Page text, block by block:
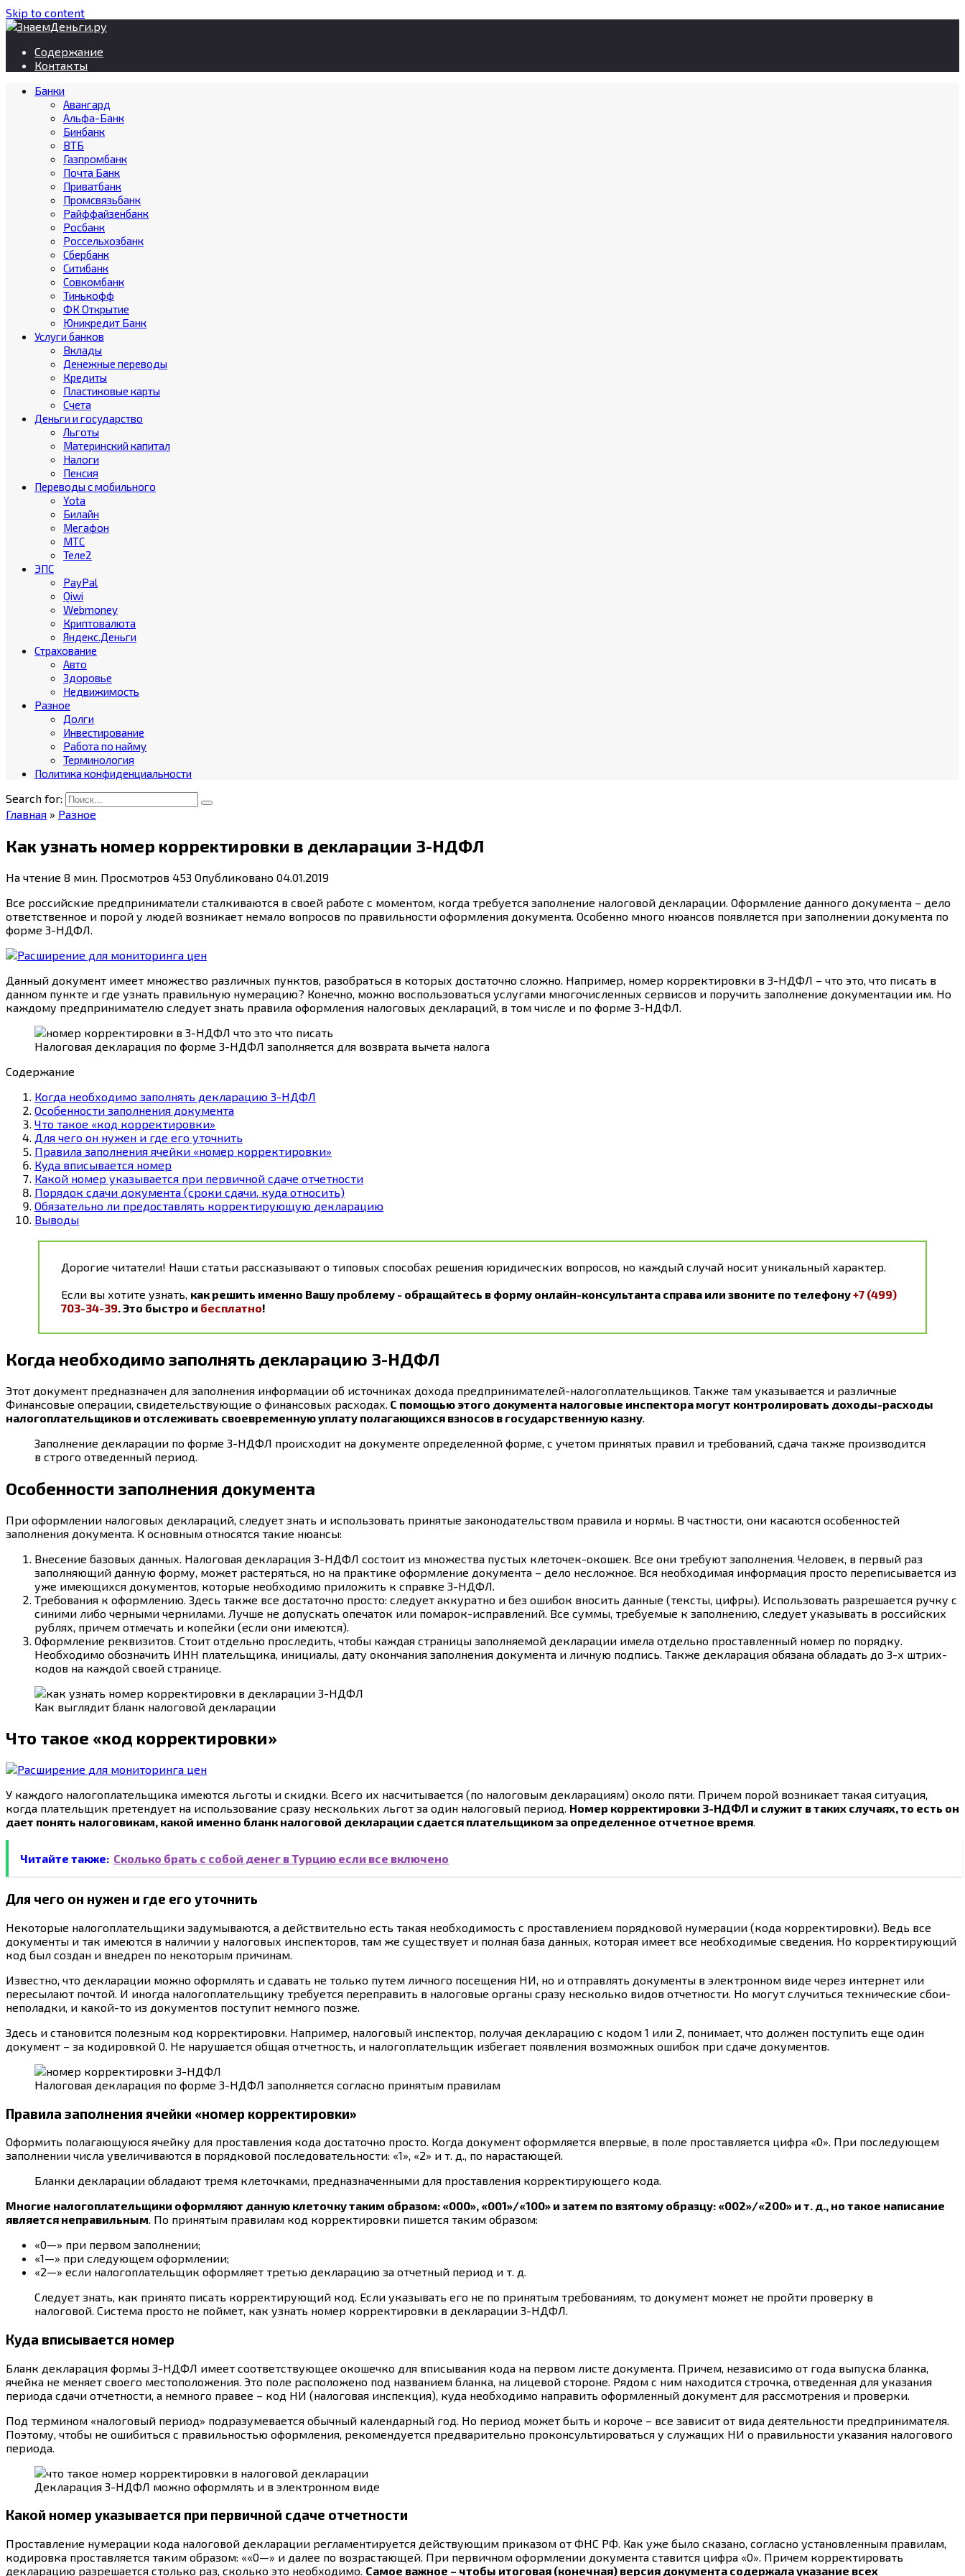
Skip to content
Содержание
Контакты
Банки
Авангард
Альфа-Банк
Бинбанк
ВТБ
Газпромбанк
Почта Банк
Приватбанк
Промсвязьбанк
Райффайзенбанк
Росбанк
Россельхозбанк
Сбербанк
Ситибанк
Совкомбанк
Тинькофф
ФК Открытие
Юникредит Банк
Услуги банков
Вклады
Денежные переводы
Кредиты
Пластиковые карты
Счета
Деньги и государство
Льготы
Материнский капитал
Налоги
Пенсия
Переводы с мобильного
Yota
Билайн
Мегафон
МТС
Теле2
ЭПС
PayPal
Qiwi
Webmoney
Криптовалюта
Яндекс.Деньги
Страхование
Авто
Здоровье
Недвижимость
Разное
Долги
Инвестирование
Работа по найму
Терминология
Политика конфиденциальности
Search for:
Главная » Разное
Как узнать номер корректировки в декларации 3-НДФЛ
На чтение 8 мин. Просмотров 453 Опубликовано 04.01.2019
Все российские предприниматели сталкиваются в своей работе с моментом, когда требуется заполнение налоговой декларации. Оформление данного документа – дело
ответственное и порой у людей возникает немало вопросов по правильности оформления документа. Особенно много нюансов появляется при заполнении документа по
форме 3-НДФЛ.
Данный документ имеет множество различных пунктов, разобраться в которых достаточно сложно. Например, номер корректировки в 3-НДФЛ – что это, что писать в
данном пункте и где узнать правильную нумерацию? Конечно, можно воспользоваться услугами многочисленных сервисов и поручить заполнение документации им. Но
каждому предпринимателю следует знать правила оформления налоговых деклараций, в том числе и по форме 3-НДФЛ.
Налоговая декларация по форме 3-НДФЛ заполняется для возврата вычета налога
Содержание
Когда необходимо заполнять декларацию 3-НДФЛ
Особенности заполнения документа
Что такое «код корректировки»
Для чего он нужен и где его уточнить
Правила заполнения ячейки «номер корректировки»
Куда вписывается номер
Какой номер указывается при первичной сдаче отчетности
Порядок сдачи документа (сроки сдачи, куда относить)
Обязательно ли предоставлять корректирующую декларацию
Выводы
Дорогие читатели! Наши статьи рассказывают о типовых способах решения юридических вопросов, но каждый случай носит уникальный характер.
Если вы хотите узнать, как решить именно Вашу проблему - обращайтесь в форму онлайн-консультанта справа или звоните по телефону+7 (499)
703-34-39. Это быстро и бесплатно!
Когда необходимо заполнять декларацию 3-НДФЛ
Этот документ предназначен для заполнения информации об источниках дохода предпринимателей-налогоплательщиков. Также там указывается и различные
Финансовые операции, свидетельствующие о финансовых расходах. С помощью этого документа налоговые инспектора могут контролировать доходы-расходы
налогоплательщиков и отслеживать своевременную уплату полагающихся взносов в государственную казну
Заполнение декларации по форме 3-НДФЛ происходит на документе определенной форме, с учетом принятых правил и требований, сдача также производится
в строго отведенный период.
Особенности заполнения документа
При оформлении налоговых деклараций, следует знать и использовать принятые законодательством правила и нормы. В частности, они касаются особенностей
заполнения документа. К основным относятся такие нюансы:
Внесение базовых данных. Налоговая декларация 3-НДФЛ состоит из множества пустых клеточек-окошек. Все они требуют заполнения. Человек, в первый раз
заполняющий данную форму, может растеряться, но на практике оформление документа – дело несложное. Вся необходимая информация просто переписывается из
уже имеющихся документов, которые необходимо приложить к справке 3-НДФЛ.
Требования к оформлению. Здесь также все достаточно просто: следует аккуратно и без ошибок вносить данные (тексты, цифры). Использовать разрешается ручку с
синими либо черными чернилами. Лучше не допускать опечаток или помарок-исправлений. Все суммы, требуемые к заполнению, следует указывать в российских
рублях, причем отмечать и копейки (если они имеются).
Оформление реквизитов. Стоит отдельно проследить, чтобы каждая страницы заполняемой декларации имела отдельно проставленный номер по порядку.
Необходимо обозначить ИНН плательщика, инициалы, дату окончания заполнения документа и личную подпись. Также декларация обязана обладать до 3-х штрих-
кодов на каждой своей странице.
Как выглядит бланк налоговой декларации
Что такое «код корректировки»
У каждого налогоплательщика имеются льготы и скидки. Всего их насчитывается (по налоговым декларациям) около пяти. Причем порой возникает такая ситуация,
когда плательщик претендует на использование сразу нескольких льгот за один налоговый период. Номер корректировки 3-НДФЛ и служит в таких случаях, то есть он
дает понять налоговикам, какой именно бланк налоговой декларации сдается плательщиком за определенное отчетное время.
Читайте также: Сколько брать с собой денег в Турцию если все включено
Для чего он нужен и где его уточнить
Некоторые налогоплательщики задумываются, а действительно есть такая необходимость с проставлением порядковой нумерации (кода корректировки). Ведь все
документы и так имеются в наличии у налоговых инспекторов, там же существует и полная база данных, которая имеет все необходимые сведения. Но корректирующий
код был создан и внедрен по некоторым причинам.
Известно, что декларации можно оформлять и сдавать не только путем личного посещения НИ, но и отправлять документы в электронном виде через интернет или
пересылают почтой. И иногда налогоплательщику требуется переправить в налоговые органы сразу несколько видов отчетности. Но могут случиться технические сбои-
неполадки, и какой-то из документов поступит немного позже.
Здесь и становится полезным код корректировки. Например, налоговый инспектор, получая декларацию с кодом 1 или 2, понимает, что должен поступить еще один
документ – за кодировкой 0. Не нарушается общая отчетность, и налогоплательщик избегает появления возможных ошибок при сдаче документов.
Налоговая декларация по форме 3-НДФЛ заполняется согласно принятым правилам
Правила заполнения ячейки «номер корректировки»
Оформить полагающуюся ячейку для проставления кода достаточно просто. Когда документ оформляется впервые, в поле проставляется цифра «0». При последующем
заполнении числа увеличиваются в порядковой последовательности: «1», «2» и т. д., по нарастающей.
Бланки декларации обладают тремя клеточками, предназначенными для проставления корректирующего кода.
Многие налогоплательщики оформляют данную клеточку таким образом: «000», «001»/«100» и затем по взятому образцу: «002»/«200» и т. д., но такое написание
является неправильным. По принятым правилам код корректировки пишется таким образом:
«0—» при первом заполнении;
«1—» при следующем оформлении;
«2—» если налогоплательщик оформляет третью декларацию за отчетный период и т. д.
Следует знать, как принято писать корректирующий код. Если указывать его не по принятым требованиям, то документ может не пройти проверку в
налоговой. Система просто не поймет, как узнать номер корректировки в декларации 3-НДФЛ.
Куда вписывается номер
Бланк декларация формы 3-НДФЛ имеет соответствующее окошечко для вписывания кода на первом листе документа. Причем, независимо от года выпуска бланка,
ячейка не меняет своего местоположения. Это поле расположено под названием бланка, на лицевой стороне. Рядом с ним находится строчка, отведенная для указания
периода сдачи отчетности, а немного правее – код НИ (налоговая инспекция), куда необходимо направить оформленный документ для рассмотрения и проверки.
Под термином «налоговый период» подразумевается обычный календарный год. Но период может быть и короче – все зависит от вида деятельности предпринимателя.
Поэтому, чтобы не ошибиться с правильностью оформления, рекомендуется предварительно проконсультироваться у служащих НИ о правильности указания налогового
периода.
Декларация 3-НДФЛ можно оформлять и в электронном виде
Какой номер указывается при первичной сдаче отчетности
Проставление нумерации кода налоговой декларации регламентируется действующим приказом от ФНС РФ. Как уже было сказано, согласно установленным правилам,
кодировка проставляется таким образом: ««0—» и далее по возрастающей. При первичном оформлении документа ставится цифра «0». Причем корректировать
декларацию разрешается столько раз, сколько это необходимо. Самое важное – чтобы итоговая (конечная) версия документа содержала указание всех